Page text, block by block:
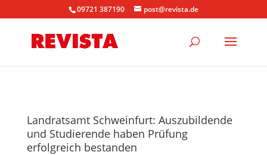
09721 387190 post@revista.de
Landratsamt Schweinfurt: Auszubildende
und Studierende haben Prüfung
erfolgreich bestanden